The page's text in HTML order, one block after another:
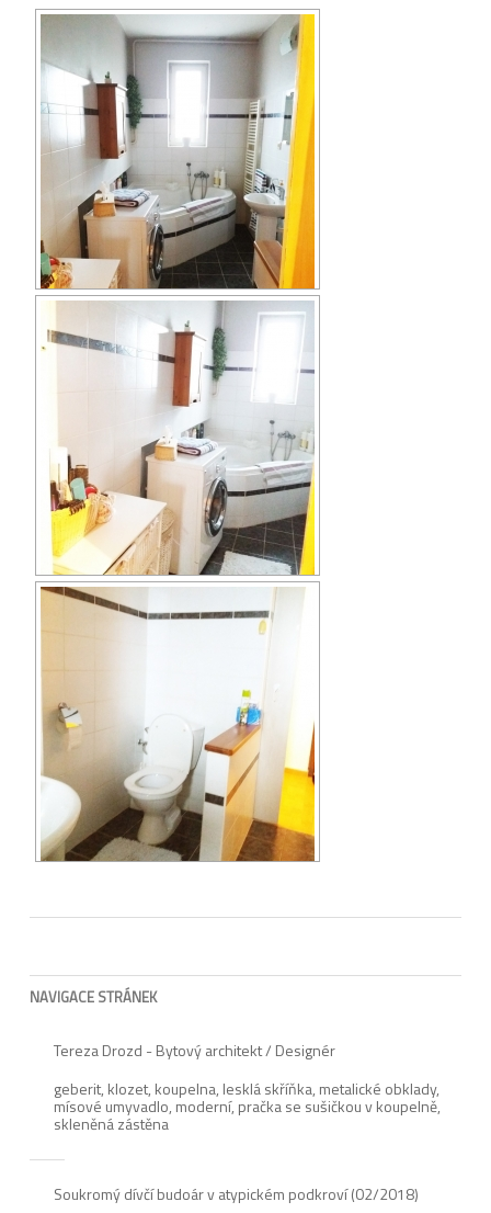
NAVIGACE STRÁNEK
Tereza Drozd - Bytový architekt / Designér
geberit, klozet, koupelna, lesklá skříňka, metalické obklady,
mísové umyvadlo, moderní, pračka se sušičkou v koupelně,
skleněná zástěna
Soukromý dívčí budoár v atypickém podkroví (02/2018)